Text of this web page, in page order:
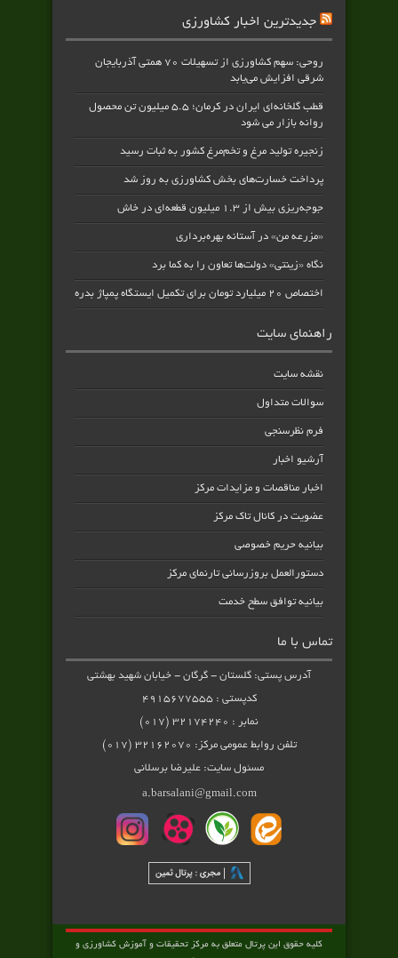
جدیدترین اخبار کشاورزی
روحی: سهم کشاورزی از تسهیلات ۷۰ همتی آذربایجان
شرقی افزایش می‌یابد
قطب گلخانه‌ای ایران در کرمان؛ ۵.۵ میلیون تن محصول
روانه بازار می شود
زنجیره تولید مرغ و تخم‌مرغ کشور به ثبات رسید
پرداخت خسارت‌های بخش کشاورزی به‌ روز شد
جوجه‌ریزی بیش از ۱.۳ میلیون قطعه‌ای در خاش
«مزرعه من» در آستانه بهره‌برداری
نگاه «زینتی» دولت‌ها تعاون را به کما برد
اختصاص ۲۰ میلیارد تومان برای تکمیل ایستگاه پمپاژ بدره
راهنمای سایت
نقشه سایت
سوالات متداول
فرم نظرسنجی
آرشیو اخبار
اخبار مناقصات و مزایدات مرکز
عضویت در کانال تاک مرکز
بیانیه حریم خصوصی
دستورالعمل بروزرسانی تارنمای مرکز
بیانیه توافق سطح خدمت
تماس با ما
آدرس پستی: گلستان - گرگان - خیابان شهید بهشتی
کدپستی : ۴۹۱۵۶۷۷۵۵۵
نمابر : ۳۲۱۷۴۲۴۰ (۰۱۷)
تلفن روابط عمومی مرکز: ۳۲۱۶۲۰۷۰ (۰۱۷)
مسئول سایت: علیرضا برسلانی
a.barsalani@gmail.com
کلیه حقوق این پرتال متعلق به مرکز تحقیقات و آموزش کشاورزی و